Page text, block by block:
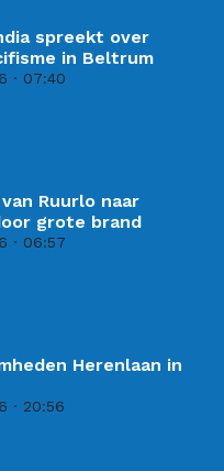
spreekt over
in Beltrum
07:40
Ruurlo naar
grote brand
06:57
Herenlaan in
20:56